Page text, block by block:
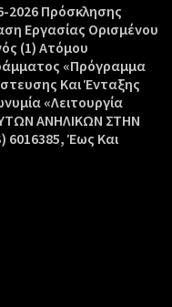
2026 Πρόσκλησης
Εργασίας Ορισμένου
(1) Ατόμου
«Πρόγραμμα
Και Ένταξης
«Λειτουργία
ΑΝΗΛΙΚΩΝ ΣΤΗΝ
6016385, Έως Και